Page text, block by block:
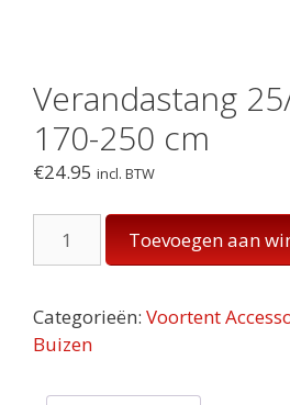
Verandastang
170-250 cm
€24.95 incl. BTW
Verandastang
25/22
170-
250
aantal
Toevoegen aan
Categorieën: Voortent
Buizen